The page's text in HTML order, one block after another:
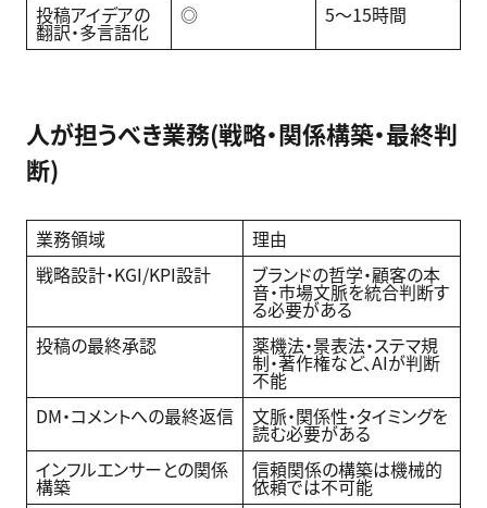
投稿アイデアの
翻訳・多言語化
◎ 5〜15時間
人が担うべき業務(戦略・関係構築・最終判
断)
業務領域
理由
戦略設計・KGI/KPI設計
ブランドの哲学・顧客の本
音・市場文脈を統合判断す
る必要がある
投稿の最終承認
薬機法・景表法・ステマ規
制・著作権など、AIが判断
不能
DM・コメントへの最終返信
文脈・関係性・タイミングを
読む必要がある
インフルエンサーとの関係
構築
信頼関係の構築は機械的
依頼では不可能